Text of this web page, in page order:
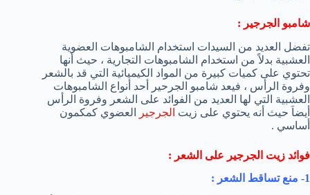
شامبو الجرجير :
تفضل العديد من السيدات استخدام الشامبوهات العضوية
العشبية بدلاً من استخدام الشامبوهات التجارية ، حيث أنها
تحتوي على كميات كبيرة من المواد الكيميائية التي قد بالشعر
وفروة الرأس ، فيعد شامبو الجرحير أحد أنواع الشامبوهات
العشبية التي لها العديد من الفوائد على الشعر وفروة الرأس
أيضاَ حيث أنه يحتوي على زيت الجرجير
العضوي كمكمون
أساسي .
فوائد زيت الجرجير على الشعر :
1- منع تساقط الشعر :